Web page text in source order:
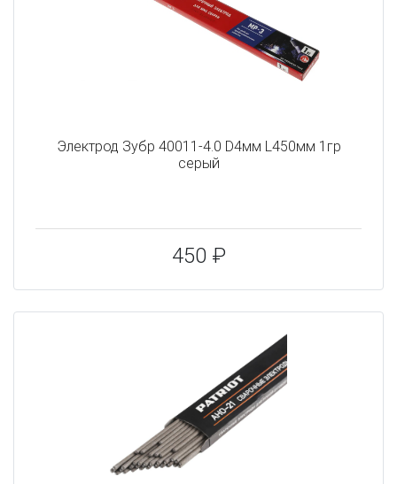
Электрод Зубр 40011-4.0 D4мм L450мм 1гр
серый
450 ₽